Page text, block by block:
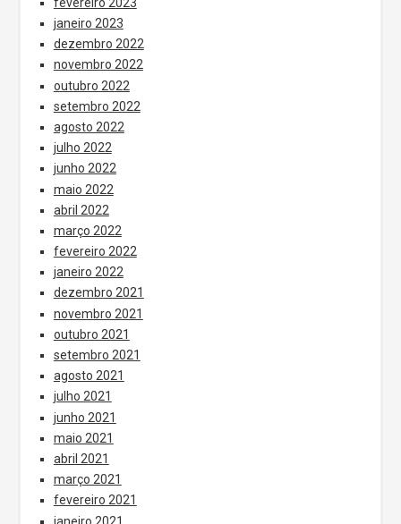
janeiro 2023
dezembro 2022
novembro 2022
outubro 2022
setembro 2022
agosto 2022
julho 2022
junho 2022
maio 2022
abril 2022
março 2022
fevereiro 2022
janeiro 2022
dezembro 2021
novembro 2021
outubro 2021
setembro 2021
agosto 2021
julho 2021
junho 2021
maio 2021
abril 2021
março 2021
fevereiro 2021
janeiro 2021